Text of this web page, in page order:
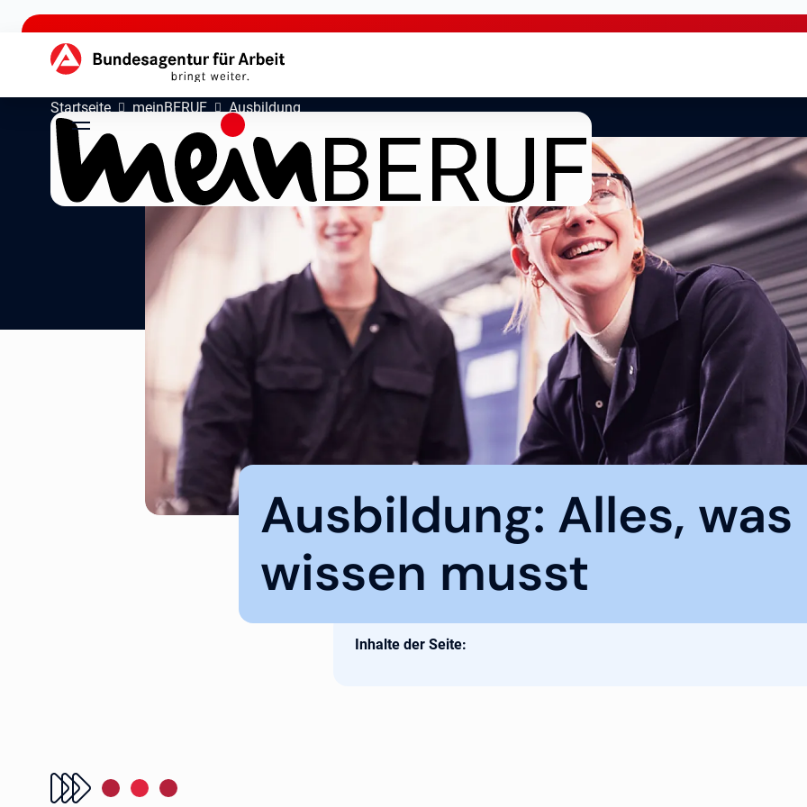
zu den Hauptinhalten springen
Hauptnavigation
Startseite meinBERUF Ausbildung
Ausbildung: Alles,
wissen musst
Inhalte der Seite: